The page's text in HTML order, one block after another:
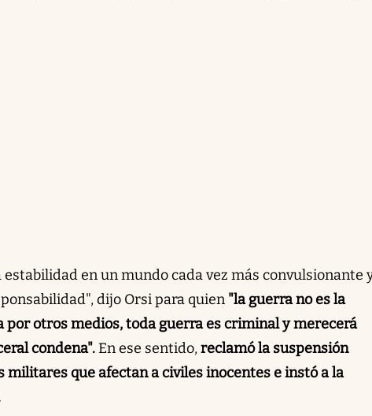
en un mundo cada vez más convulsionante
dijo Orsi para quien "la guerra no es la
otros medios, toda guerra es criminal y merecerá
condena".En ese sentido,reclamó la suspensión
militares que afectan a civiles inocentes e instó a la